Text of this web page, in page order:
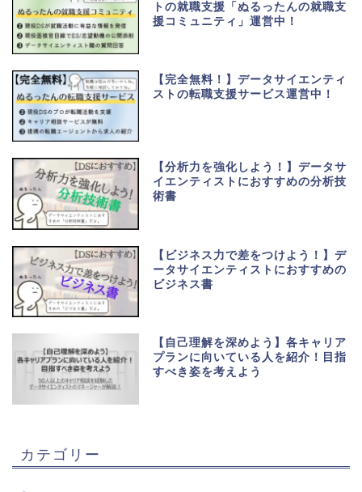
トの就職支援「ぬるったんの就職支
援コミュニティ」運営中！
【完全無料！】データサイエンティ
ストの転職支援サービス運営中！
【分析力を強化しよう！】データサ
イエンティストにおすすめの分析技
術書
【ビジネス力で差をつけよう！】デ
ータサイエンティストにおすすめの
ビジネス書
【自己理解を深めよう】各キャリア
プランに向いている人を紹介！目指
すべき姿を考えよう
カテゴリー